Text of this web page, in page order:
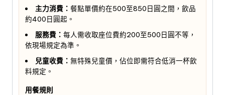
主力消費： 餐點單價約在500至850日圓之間，飲品
約400日圓起。
服務費： 每人需收取座位費約200至500日圓不等，
依現場規定為準。
兒童收費： 無特殊兒童價，佔位即需符合低消一杯飲
料規定。
用餐規則